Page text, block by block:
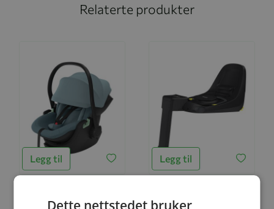
Relaterte produkter
Legg til Legg til
Dette nettstedet bruker